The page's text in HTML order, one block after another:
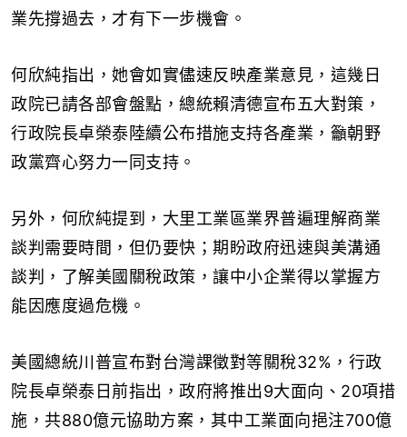
業先撐過去，才有下一步機會。
何欣純指出，她會如實儘速反映產業意見，這幾日
政院已請各部會盤點，總統賴清德宣布五大對策，
行政院長卓榮泰陸續公布措施支持各產業，籲朝野
政黨齊心努力一同支持。
另外，何欣純提到，大里工業區業界普遍理解商業
談判需要時間，但仍要快；期盼政府迅速與美溝通
談判，了解美國關稅政策，讓中小企業得以掌握方
能因應度過危機。
美國總統川普宣布對台灣課徵對等關稅32%，行政
院長卓榮泰日前指出，政府將推出9大面向、20項措
施，共880億元協助方案，其中工業面向挹注700億